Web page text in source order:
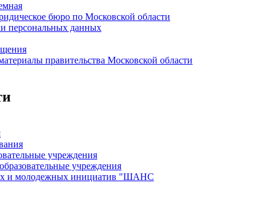
бюро по Московской области
персональных данных
правительства Московской области
учреждения
учреждения
и молодежных инициатив "ШАНС